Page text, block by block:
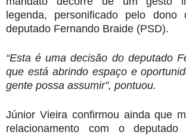
legenda, personificado pelo
deputado Fernando Braide (PSD).
“Esta é uma decisão do deputado
que está abrindo espaço e
gente possa assumir”, pontuou.
Júnior Vieira confirmou ainda que
relacionamento com o deputado